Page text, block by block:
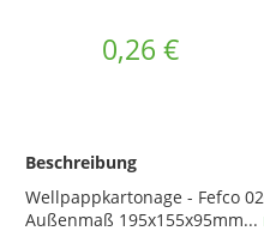
0,26 €
Beschreibung
Wellpappkartonage - Fefco
Außenmaß 195x155x95mm...